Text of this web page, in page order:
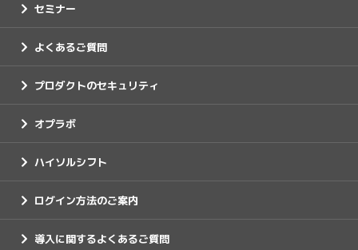
セミナー
よくあるご質問
プロダクトのセキュリティ
オプラボ
ハイソルシフト
ログイン方法のご案内
導入に関するよくあるご質問